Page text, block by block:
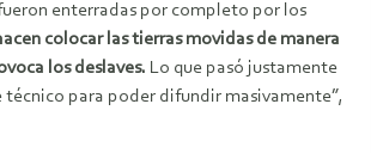
enterradas por completo por los
colocar las tierras movidas de manera
los deslaves. Lo que pasó justamente
para poder difundir masivamente”,